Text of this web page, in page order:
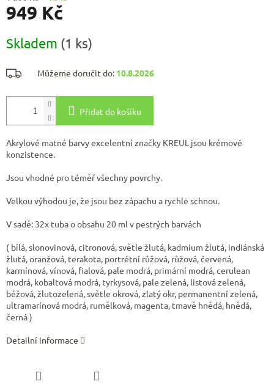
949 Kč
cena:
Skladem (1 ks)
Můžeme doručit do: 10.8.2026
Přidat do košíku
Akrylové matné barvy excelentní značky KREUL jsou krémové
konzistence.
Jsou vhodné pro téměř všechny povrchy.
Velkou výhodou je, že jsou bez zápachu a rychle schnou.
V sadě: 32x tuba o obsahu 20 ml v pestrých barvách
( bílá, slonovinová, citronová, světle žlutá, kadmium žlutá, indiánská
žlutá, oranžová, terakota, portrétní růžová, růžová, červená,
karmínová, vínová, fialová, pale modrá, primární modrá, cerulean
modrá, kobaltová modrá, tyrkysová, pale zelená, listová zelená,
béžová, žlutozelená, světle okrová, zlatý okr, permanentní zelená,
ultramarínová modrá, rumělková, magenta, tmavě hnědá, hnědá,
černá )
Detailní informace